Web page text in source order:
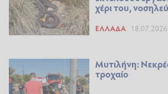
χέρι του,
ΕΛΛΆΔΑ
Μυτιλήνη:
τροχαίο